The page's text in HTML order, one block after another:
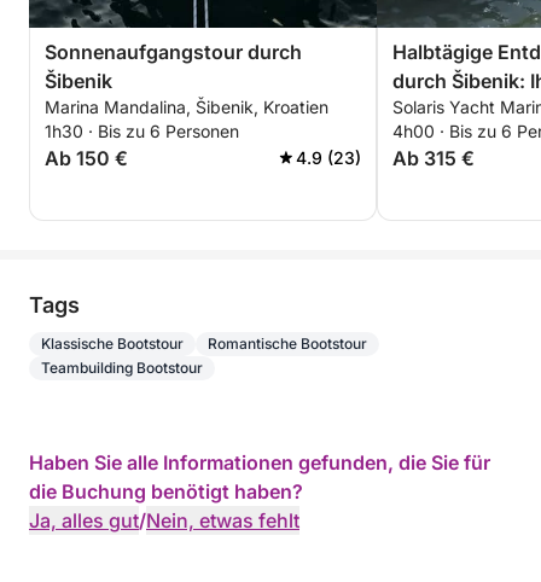
Sonnenaufgangstour durch
Šibenik
Marina Mandalina, Šibenik, Kroatien
1h30 · Bis zu 6 Personen
Ab 150 € 4.9 (23)
Halbtägige
durch Šibenik:
dem Motorboot
Solaris Yacht
4h00 · Bis zu 6
Ab 315 €
Tags
Klassische Bootstour
Romantische Bootstour
Teambuilding Bootstour
Haben Sie alle Informationen gefunden, die Sie für
die Buchung benötigt haben?
Ja, alles gut/Nein, etwas fehlt